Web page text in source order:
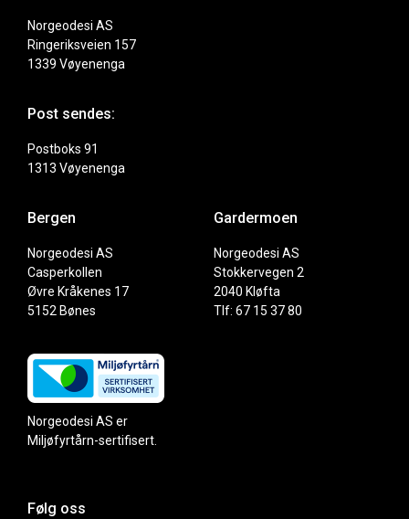
Norgeodesi AS
Ringeriksveien 157
1339 Vøyenenga
Post sendes:
Postboks 91
1313 Vøyenenga
Bergen
Norgeodesi AS
Casperkollen
Øvre Kråkenes 17
5152 Bønes
Gardermoen
Norgeodesi AS
Stokkervegen 2
2040 Kløfta
Tlf: 67 15 37 80
Norgeodesi AS er
Miljøfyrtårn-sertifisert.
Følg oss